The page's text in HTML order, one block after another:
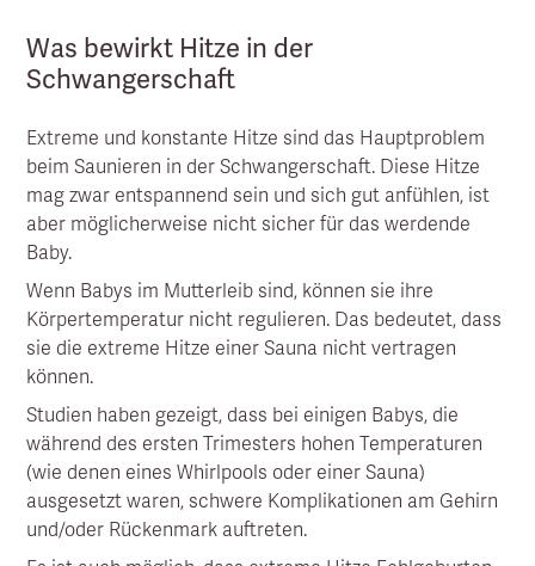
Was bewirkt Hitze in der
Schwangerschaft
Extreme und konstante Hitze sind das Hauptproblem
beim Saunieren in der Schwangerschaft. Diese Hitze
mag zwar entspannend sein und sich gut anfühlen, ist
aber möglicherweise nicht sicher für das werdende
Baby.
Wenn Babys im Mutterleib sind, können sie ihre
Körpertemperatur nicht regulieren. Das bedeutet, dass
sie die extreme Hitze einer Sauna nicht vertragen
können.
Studien haben gezeigt, dass bei einigen Babys, die
während des ersten Trimesters hohen Temperaturen
(wie denen eines Whirlpools oder einer Sauna)
ausgesetzt waren, schwere Komplikationen am Gehirn
und/oder Rückenmark auftreten.